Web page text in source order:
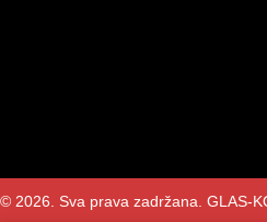
© 2026. Sva prava zadržana. GLAS-